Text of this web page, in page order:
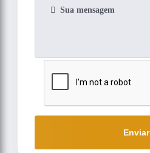
Enviar